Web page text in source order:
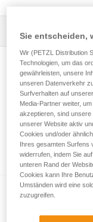
Alle technischen
Wie stelle ich
Kinnbands
Sie entscheiden,
Wir (PETZL Distribution
Technologien, um das
gewährleisten, unsere
unseren Datenverkehr
Surfverhalten auf
Media-Partner weiter,
akzeptieren, sind
unserer Website aktiv
Cookies und/oder
Ihres gesamten Surfens
widerrufen, indem Sie
unteren Rand der
Cookies kann Ihre
Umständen wird eine
zuzugreifen.